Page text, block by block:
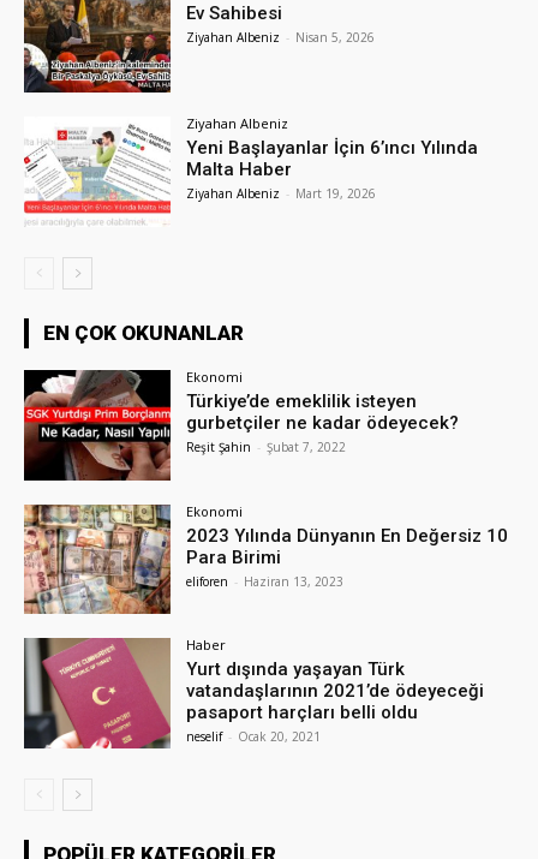
Ev Sahibesi
Ziyahan Albeniz - Nisan 5, 2026
Ziyahan Albeniz
Yeni Başlayanlar İçin 6’ıncı Yılında
Malta Haber
Ziyahan Albeniz - Mart 19, 2026
EN ÇOK OKUNANLAR
Ekonomi
Türkiye’de emeklilik isteyen
gurbetçiler ne kadar ödeyecek?
Reşit Şahin - Şubat 7, 2022
Ekonomi
2023 Yılında Dünyanın En Değersiz 10
Para Birimi
eliforen - Haziran 13, 2023
Haber
Yurt dışında yaşayan Türk
vatandaşlarının 2021’de ödeyeceği
pasaport harçları belli oldu
neselif - Ocak 20, 2021